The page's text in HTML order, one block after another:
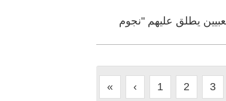
يطلق عليهم "نجوم
« ‹ 1 2 3